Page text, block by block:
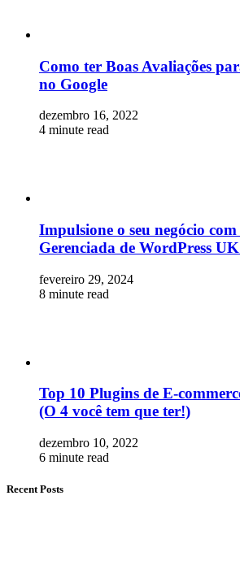
Como ter Boas Avaliações
no Google
dezembro 16, 2022
4 minute read
Impulsione o seu negócio
Gerenciada de WordPress
fevereiro 29, 2024
8 minute read
Top 10 Plugins de E-
(O 4 você tem que ter!)
dezembro 10, 2022
6 minute read
Recent Posts